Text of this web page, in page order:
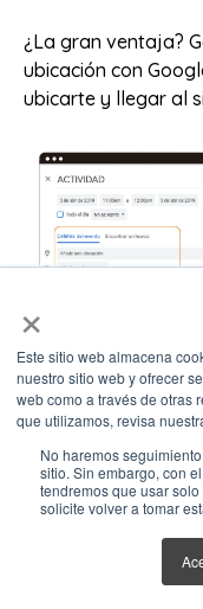
×
Este sitio web almacena
nuestro sitio web y ofrecer
web como a través de otras
que utilizamos, revisa
No haremos
sitio. Sin embargo, con
tendremos que usar
solicite volver a tomar
¿La gran ventaja?
ubicación con
ubicarte y llegar al
9.
de citas
Ya hablamos
suene similar, pero